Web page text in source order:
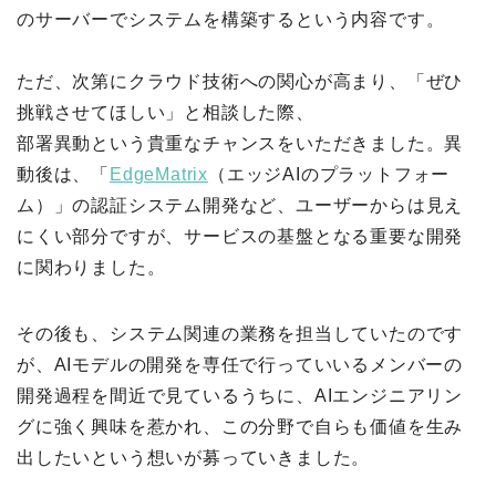
のサーバーでシステムを構築するという内容です。
ただ、次第にクラウド技術への関心が高まり、「ぜひ
挑戦させてほしい」と相談した際、
部署異動という貴重なチャンスをいただきました。異
動後は、「 EdgeMatrix （エッジAIのプラットフォー
ム）」の認証システム開発など、ユーザーからは見え
にくい部分ですが、サービスの基盤となる重要な開発
に関わりました。
その後も、システム関連の業務を担当していたのです
が、AIモデルの開発を専任で行っていいるメンバーの
開発過程を間近で見ているうちに、AIエンジニアリン
グに強く興味を惹かれ、この分野で自らも価値を生み
出したいという想いが募っていきました。